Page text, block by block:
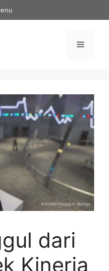
Menu
dari
Kinerja